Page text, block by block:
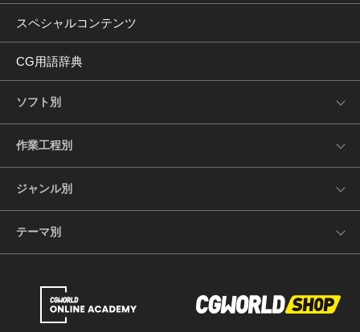
スペシャルコンテンツ
CG用語辞典
ソフト別
作業工程別
ジャンル別
テーマ別